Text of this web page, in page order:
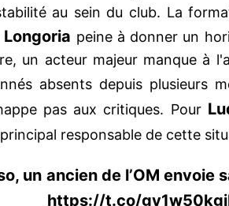
au sein du club. La
Longoria peine à donner un
un acteur majeur manque à
absents depuis plusieurs
pas aux critiques. Pour
responsable de cette
un ancien de l’OM envoie
t.co/